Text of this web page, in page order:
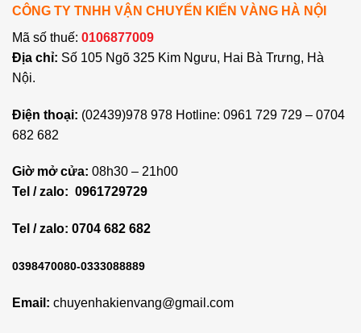
CÔNG TY TNHH VẬN CHUYỂN KIẾN VÀNG HÀ NỘI
Mã số thuế: 0106877009
Địa chỉ: Số 105 Ngõ 325 Kim Ngưu, Hai Bà Trưng, Hà
Nội.
Điện thoại: (02439)978 978 Hotline: 0961 729 729 – 0704
682 682
Giờ mở cửa: 08h30 – 21h00
Tel / zalo: 0961729729
Tel / zalo: 0704 682 682
0398470080-0333088889
Email: chuyenhakienvang@gmail.com